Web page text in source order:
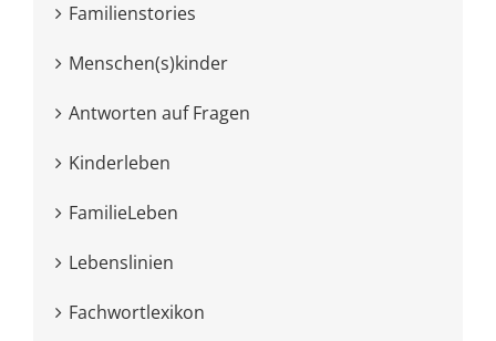
Familienstories
Menschen(s)kinder
Antworten auf Fragen
Kinderleben
FamilieLeben
Lebenslinien
Fachwortlexikon